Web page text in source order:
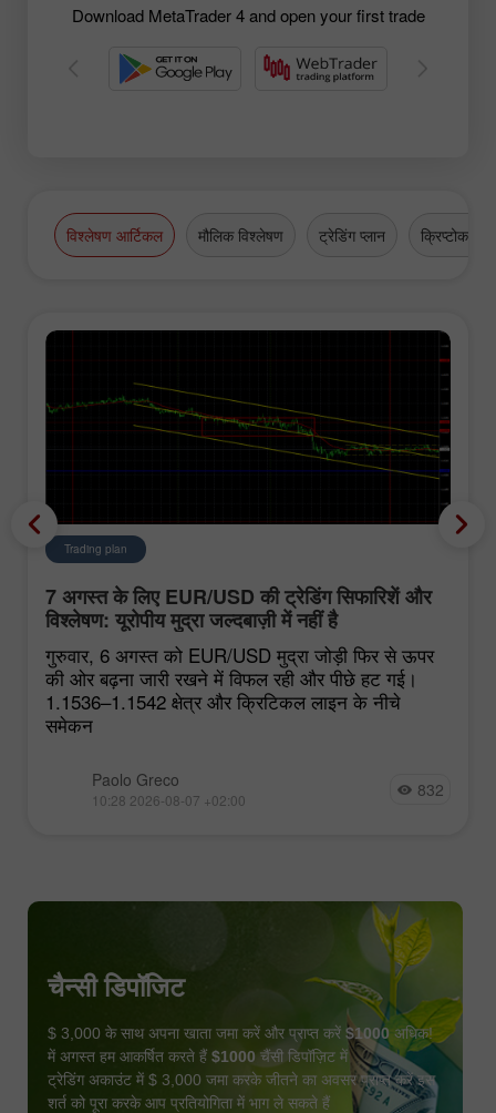
Download MetaTrader 4 and open your first trade
विश्लेषण आर्टिकल मौलिक विश्लेषण ट्रेडिंग प्लान क्रिप्टोकरेंसी
Trading plan
7 अगस्त के लिए EUR/USD की ट्रेडिंग सिफारिशें और
विश्लेषण: यूरोपीय मुद्रा जल्दबाज़ी में नहीं है
गुरुवार, 6 अगस्त को EUR/USD मुद्रा जोड़ी फिर से ऊपर
की ओर बढ़ना जारी रखने में विफल रही और पीछे हट गई।
1.1536–1.1542 क्षेत्र और क्रिटिकल लाइन के नीचे
समेकन
Paolo Greco
10:28 2026-08-07 +02:00 832
चैन्सी डिपॉजिट
$ 3,000 के साथ अपना खाता जमा करें और प्राप्त करें $1000 अधिक!
में अगस्त हम आकर्षित करते हैं $1000 चैंसी डिपॉज़िट में
ट्रेडिंग अकाउंट में $ 3,000 जमा करके जीतने का अवसर प्राप्त करें इस
शर्त को पूरा करके आप प्रतियोगिता में भाग ले सकते हैं